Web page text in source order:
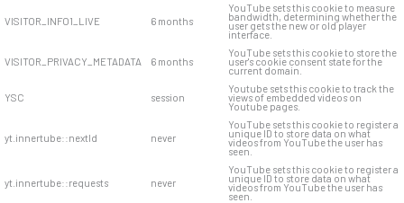
VISITOR_INFO1_LIVE 6 months
YouTube sets this cookie to measure
bandwidth, determining whether the
user gets the new or old player
interface.
VISITOR_PRIVACY_METADATA 6 months
YouTube sets this cookie to store the
user's cookie consent state for the
current domain.
YSC session
Youtube sets this cookie to track the
views of embedded videos on
Youtube pages.
yt.innertube::nextId never
YouTube sets this cookie to register a
unique ID to store data on what
videos from YouTube the user has
seen.
yt.innertube::requests never
YouTube sets this cookie to register a
unique ID to store data on what
videos from YouTube the user has
seen.